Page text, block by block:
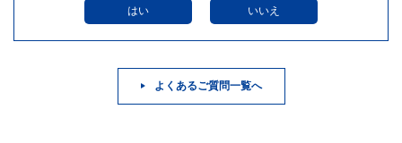
はい いいえ
よくあるご質問一覧へ